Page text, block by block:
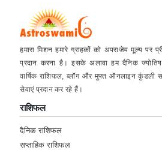
हमारा मिशन हमारे ग्राहकों को अपराजेय मूल्य पर
प्रदान करना है। इसके अलावा हम दैनिक ज्योतिष,
वार्षिक राशिफल, ब्लॉग और मुफ्त ऑनलाइन कुंडली
सेवाएं प्रदान कर रहे हैं।
राशिफल
दैनिक राशिफल
सप्ताहिक राशिफल